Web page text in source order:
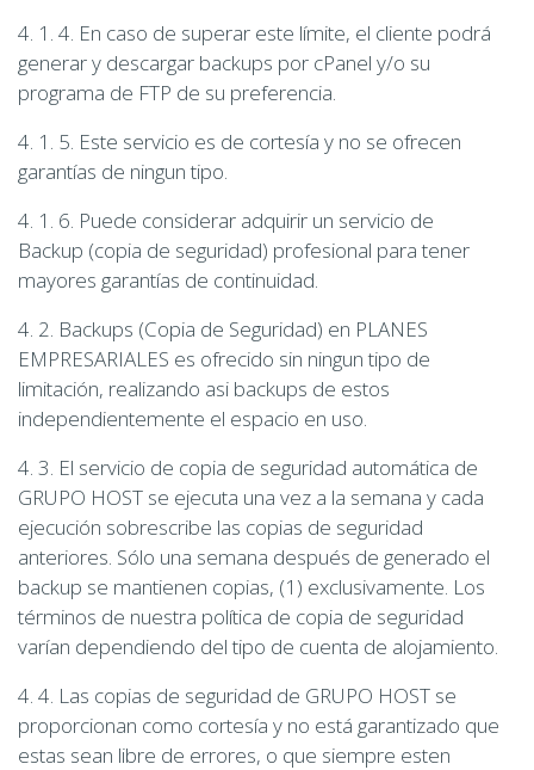
4. 1. 4. En caso de superar este límite, el cliente podrá
generar y descargar backups por cPanel y/o su
programa de FTP de su preferencia.
4. 1. 5. Este servicio es de cortesía y no se ofrecen
garantías de ningun tipo.
4. 1. 6. Puede considerar adquirir un servicio de
Backup (copia de seguridad) profesional para tener
mayores garantías de continuidad.
4. 2. Backups (Copia de Seguridad) en PLANES
EMPRESARIALES es ofrecido sin ningun tipo de
limitación, realizando asi backups de estos
independientemente el espacio en uso.
4. 3. El servicio de copia de seguridad automática de
GRUPO HOST se ejecuta una vez a la semana y cada
ejecución sobrescribe las copias de seguridad
anteriores. Sólo una semana después de generado el
backup se mantienen copias, (1) exclusivamente. Los
términos de nuestra política de copia de seguridad
varían dependiendo del tipo de cuenta de alojamiento.
4. 4. Las copias de seguridad de GRUPO HOST se
proporcionan como cortesía y no está garantizado que
estas sean libre de errores, o que siempre esten